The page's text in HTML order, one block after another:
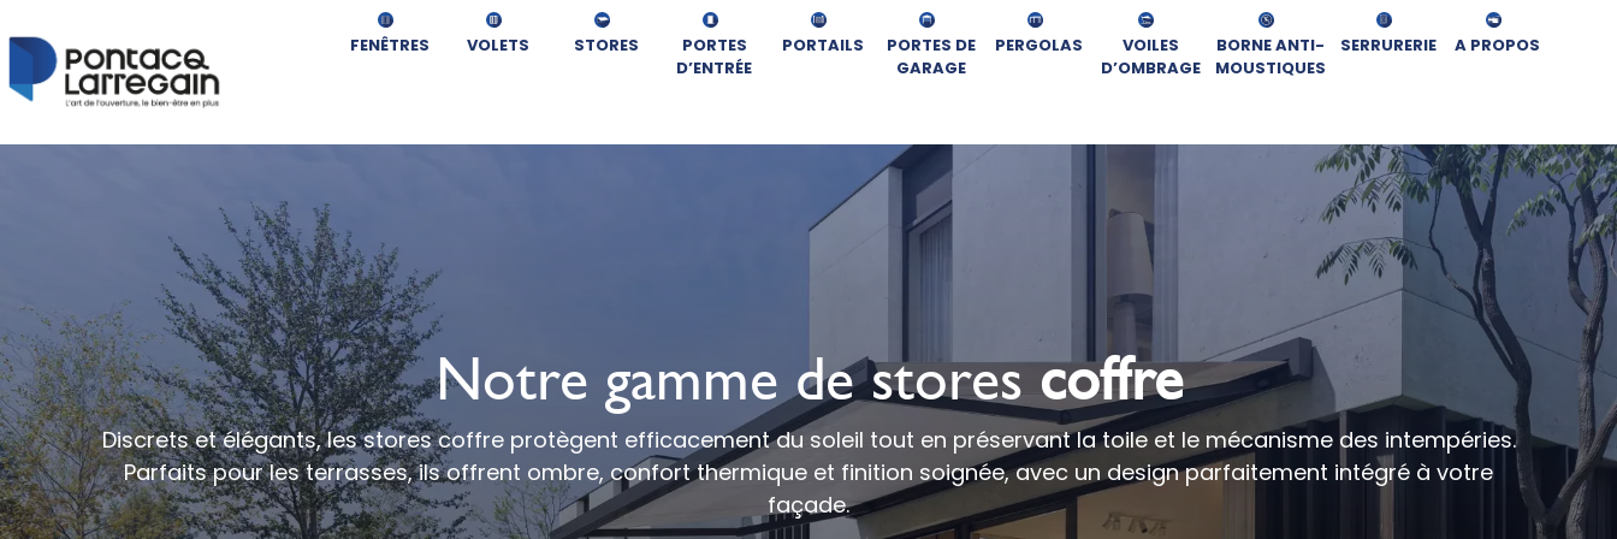
FENÊTRES VOLETS STORES
PORTES
D’ENTRÉE
PORTAILS
PORTES DE
GARAGE
PERGOLAS
VOILES
D’OMBRAGE
BORNE ANTI-
MOUSTIQUES
SERRURERIE A PROPOS
Notre gamme de storescoffre
Discrets et élégants, les stores coffre protègent efficacement du soleil tout en préservant la toile et le mécanisme des intempéries.
Parfaits pour les terrasses, ils offrent ombre, confort thermique et finition soignée, avec un design parfaitement intégré à votre
façade.